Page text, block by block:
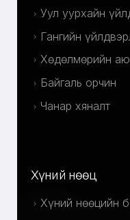
Уул уурхайн
Гангийн
Хөдөлмөрийн
Байгаль орчин
Чанар хяналт
Хүний нөөц
Хүний нөөцийн